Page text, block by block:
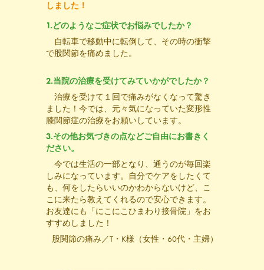
しました！
1.どのようなご症状でお悩みでしたか？
自転車で移動中に転倒して、その時の衝撃
で股関節を痛めました。
2.当院の治療を受けてみていかがでしたか？
治療を受けて１回で痛みがなくなって驚き
ました！今では、元々気になっていた変形性
膝関節症の治療をお願いしています。
3.その他お気づきの点などご自由にお書きく
ださい。
今では生活の一部となり、通うのが毎回楽
しみになっています。自分でケアをしたくて
も、何をしたらいいのかわからないけど、こ
こに来たら教えてくれるので安心できます。
お友達にも「にこにこひまわり接骨院」をお
すすめしました！
股関節の痛み／T・K様（女性・60代・主婦）